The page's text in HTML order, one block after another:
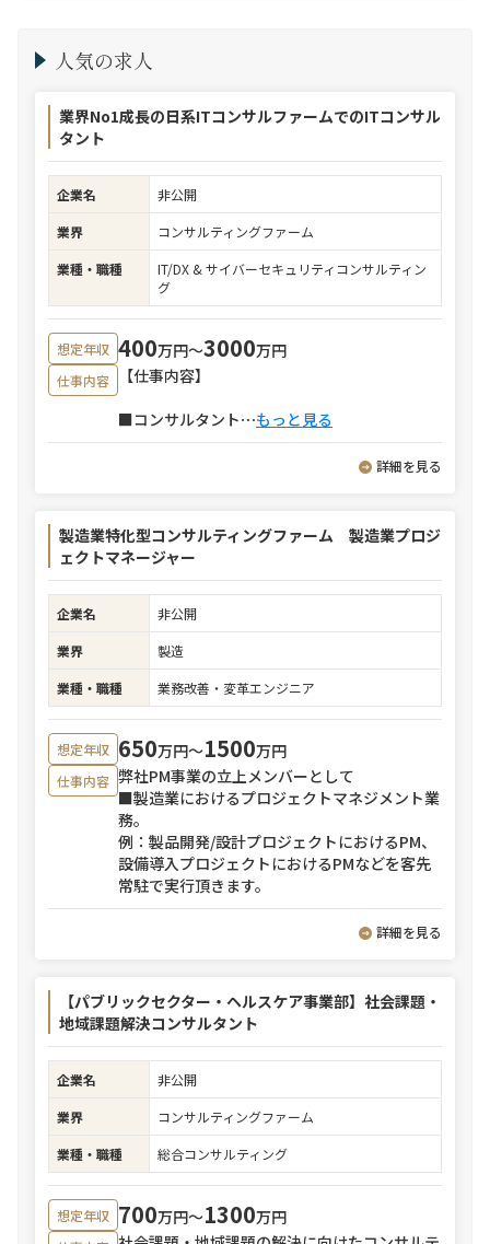
人気の求人
業界No1成長の日系ITコンサルファームでのITコンサル
タント
企業名
非公開
業界
コンサルティングファーム
業種・職種
IT/DX & サイバーセキュリティコンサルティン
グ
想定年収 400万円〜3000万円
仕事内容
【仕事内容】
■コンサルタント⋯もっと見る
詳細を見る
製造業特化型コンサルティングファーム 製造業プロジ
ェクトマネージャー
企業名
非公開
業界
製造
業種・職種
業務改善・変革エンジニア
想定年収 650万円〜1500万円
仕事内容 弊社PM事業の立上メンバーとして
■製造業におけるプロジェクトマネジメント業
務。
例：製品開発/設計プロジェクトにおけるPM、
設備導入プロジェクトにおけるPMなどを客先
常駐で実行頂きます。
詳細を見る
【パブリックセクター・ヘルスケア事業部】社会課題・
地域課題解決コンサルタント
企業名
非公開
業界
コンサルティングファーム
業種・職種
総合コンサルティング
想定年収 700万円〜1300万円